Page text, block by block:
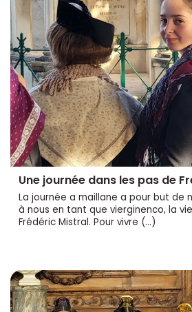
Une journée dans les pas de
La journée a maillane a pour but de
à nous en tant que vierginenco, la
Frédéric Mistral. Pour vivre (…)